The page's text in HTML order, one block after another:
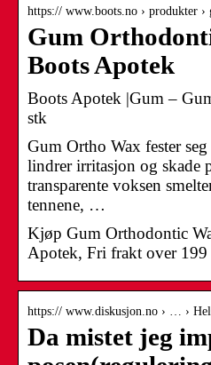
https:// www.boots.no › produkter
Gum
Boots Apotek
Boots Apotek |Gum –
stk
Gum Ortho Wax fester
lindrer irritasjon og skade
transparente voksen
tennene, …
Kjøp Gum Orthodontic
Apotek, Fri frakt over 199
https:// www.diskusjon.no › … ›
Da mistet jeg